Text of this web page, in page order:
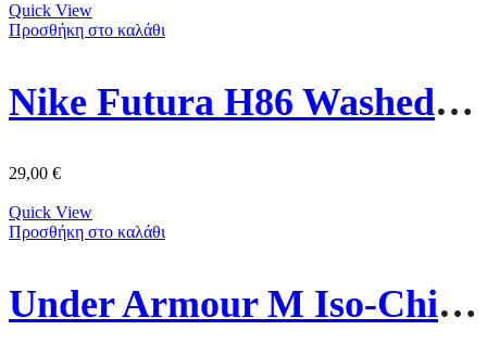
Quick View
Προσθήκη στο καλάθι
Nike Futura H86 Washed Καπέλο 913011-636 Πράσινο
29,00 €
Quick View
Προσθήκη στο καλάθι
Under Armour M Iso-Chill Armourvent Καπέλο 1383440-001 Μαύρο